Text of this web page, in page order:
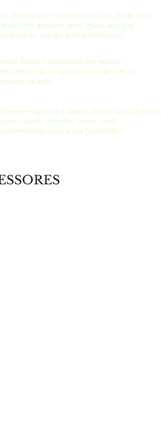
dinâmicas e interativas on line, onde você
com desafios reais, iguais aos que
no seu dia a dia profissional.
didático elaborado por equipe
sempre atualizado com as
da área.
impresso e digital, com o total de horas
válido inclusive como horas
para a sua faculdade.